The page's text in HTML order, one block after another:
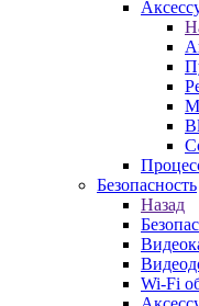
Безопасность
Назад
Wi-Fi